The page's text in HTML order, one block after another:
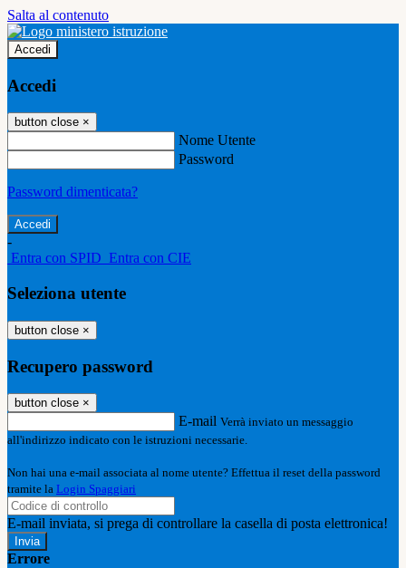
Salta al contenuto
Accedi
Accedi
button close ×
Nome Utente
Password
Password dimenticata?
-
Entra con SPID Entra con CIE
Seleziona utente
button close ×
Recupero password
button close ×
E-mail Verrà inviato un messaggio
all'indirizzo indicato con le istruzioni necessarie.
Non hai una e-mail associata al nome utente? Effettua il reset della password
tramite la Login Spaggiari
E-mail inviata, si prega di controllare la casella di posta elettronica!
Errore